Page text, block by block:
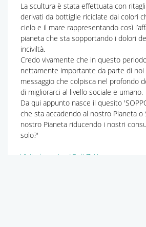
La scultura è stata effettuata con
derivati da bottiglie riciclate dai colori
cielo e il mare rappresentando così
pianeta che sta sopportando i dolori
inciviltà.
Credo vivamente che in questo
nettamente importante da parte di
messaggio che colpisca nel profondo
di migliorarci al livello sociale e umano.
Da qui appunto nasce il quesito
che sta accadendo al nostro Pianeta o
nostro Pianeta riducendo i nostri
solo?'
Visita la pagina IG di ZUA